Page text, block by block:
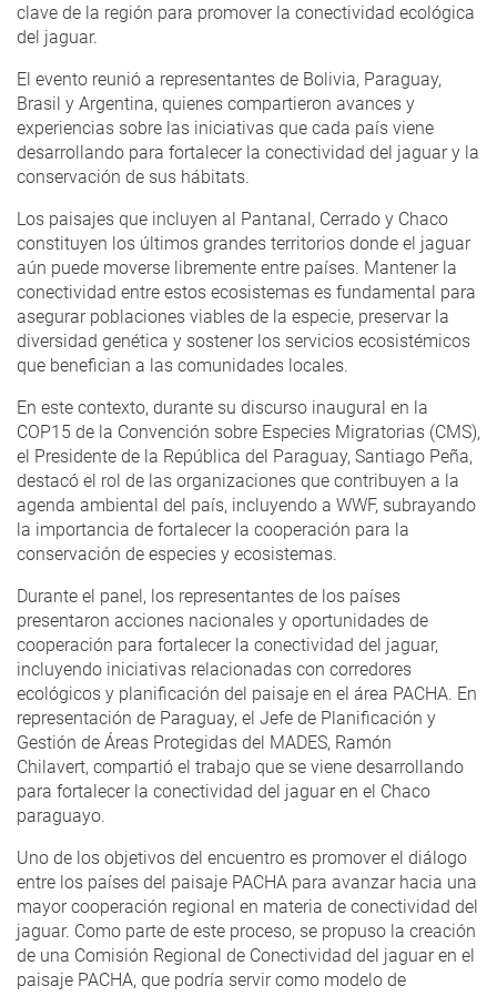
clave de la región para promover la conectividad ecológica
del jaguar.
El evento reunió a representantes de Bolivia, Paraguay,
Brasil y Argentina, quienes compartieron avances y
experiencias sobre las iniciativas que cada país viene
desarrollando para fortalecer la conectividad del jaguar y la
conservación de sus hábitats.
Los paisajes que incluyen al Pantanal, Cerrado y Chaco
constituyen los últimos grandes territorios donde el jaguar
aún puede moverse libremente entre países. Mantener la
conectividad entre estos ecosistemas es fundamental para
asegurar poblaciones viables de la especie, preservar la
diversidad genética y sostener los servicios ecosistémicos
que benefician a las comunidades locales.
En este contexto, durante su discurso inaugural en la
COP15 de la Convención sobre Especies Migratorias (CMS),
el Presidente de la República del Paraguay, Santiago Peña,
destacó el rol de las organizaciones que contribuyen a la
agenda ambiental del país, incluyendo a WWF, subrayando
la importancia de fortalecer la cooperación para la
conservación de especies y ecosistemas.
Durante el panel, los representantes de los países
presentaron acciones nacionales y oportunidades de
cooperación para fortalecer la conectividad del jaguar,
incluyendo iniciativas relacionadas con corredores
ecológicos y planificación del paisaje en el área PACHA. En
representación de Paraguay, el Jefe de Planificación y
Gestión de Áreas Protegidas del MADES, Ramón
Chilavert, compartió el trabajo que se viene desarrollando
para fortalecer la conectividad del jaguar en el Chaco
paraguayo.
Uno de los objetivos del encuentro es promover el diálogo
entre los países del paisaje PACHA para avanzar hacia una
mayor cooperación regional en materia de conectividad del
jaguar. Como parte de este proceso, se propuso la creación
de una Comisión Regional de Conectividad del jaguar en el
paisaje PACHA, que podría servir como modelo de